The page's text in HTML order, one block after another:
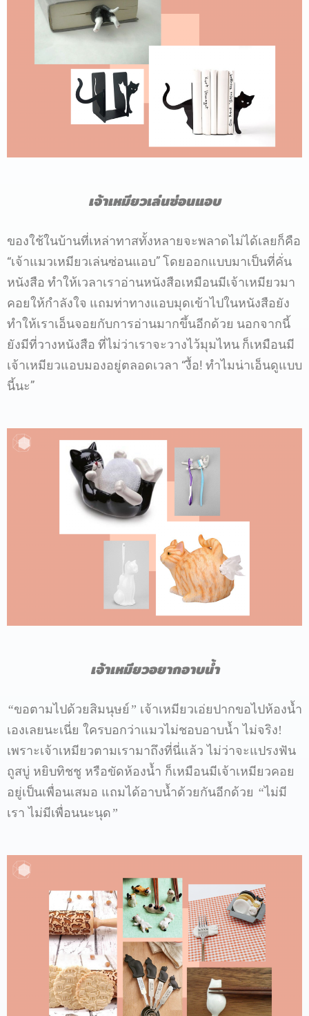
เจ้าเหมียวเล่นซ่อนแอบ
ของใช้ในบ้านที่เหล่าทาสทั้งหลายจะพลาดไม่ได้เลยก็คือ
“เจ้าแมวเหมียวเล่นซ่อนแอบ”โดยออกแบบมาเป็นที่คั่น
หนังสือ ทำให้เวลาเราอ่านหนังสือเหมือนมีเจ้าเหมียวมา
คอยให้กำลังใจ แถมท่าทางแอบมุดเข้าไปในหนังสือยัง
ทำให้เราเอ็นจอยกับการอ่านมากขึ้นอีกด้วย นอกจากนี้
ยังมีที่วางหนังสือ ที่ไม่ว่าเราจะวางไว้มุมไหน ก็เหมือนมี
เจ้าเหมียวแอบมองอยู่ตลอดเวลา “งื้อ! ทำไมน่าเอ็นดูแบบ
นี้นะ”
เจ้าเหมียวอยากอาบน้ำ
“ขอตามไปด้วยสิมนุษย์ ” เจ้าเหมียวเอ่ยปากขอไปห้องน้ำ
เองเลยนะเนี่ย ใครบอกว่าแมวไม่ชอบอาบน้ำ ไม่จริง!
เพราะเจ้าเหมียวตามเรามาถึงที่นี่แล้ว ไม่ว่าจะแปรงฟัน
ถูสบู่ หยิบทิชชู หรือขัดห้องน้ำ ก็เหมือนมีเจ้าเหมียวคอย
อยู่เป็นเพื่อนเสมอ แถมได้อาบน้ำด้วยกันอีกด้วย “ไม่มี
เรา ไม่มีเพื่อนนะนุด”